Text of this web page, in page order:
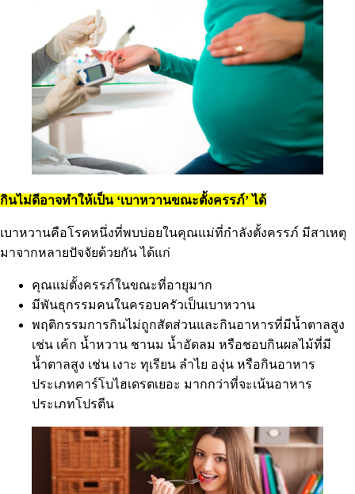
กินไม่ดีอาจทำให้เป็น ‘เบาหวานขณะตั้งครรภ์’ ได้
เบาหวานคือโรคหนึ่งที่พบบ่อยในคุณแม่ที่กำลังตั้งครรภ์ มีสาเหตุ
มาจากหลายปัจจัยด้วยกัน ได้แก่
คุณแม่ตั้งครรภ์ในขณะที่อายุมาก
มีพันธุกรรมคนในครอบครัวเป็นเบาหวาน
พฤติกรรมการกินไม่ถูกสัดส่วนและกินอาหารที่มีน้ำตาลสูง
เช่น เค้ก น้ำหวาน ชานม น้ำอัดลม หรือชอบกินผลไม้ที่มี
น้ำตาลสูง เช่น เงาะ ทุเรียน ลำไย องุ่น หรือกินอาหาร
ประเภทคาร์โบไฮเดรตเยอะ มากกว่าที่จะเน้นอาหาร
ประเภทโปรตีน